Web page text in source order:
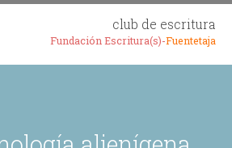
club de escritura
Fundación Escritura(s)-Fuentetaja